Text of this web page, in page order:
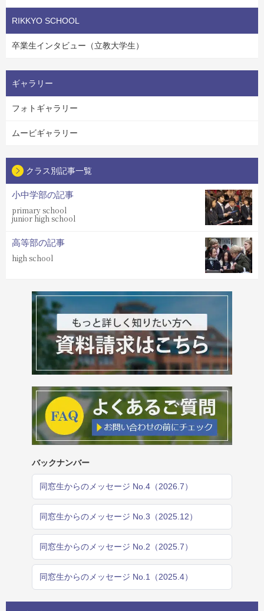
RIKKYO SCHOOL
卒業生インタビュー（立教大学生）
ギャラリー
フォトギャラリー
ムービギャラリー
クラス別記事一覧
小中学部の記事
primary school
junior high school
高等部の記事
high school
バックナンバー
同窓生からのメッセージ No.4（2026.7）
同窓生からのメッセージ No.3（2025.12）
同窓生からのメッセージ No.2（2025.7）
同窓生からのメッセージ No.1（2025.4）